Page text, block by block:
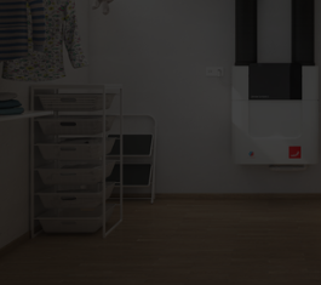
Zehnder Group İç Mekan
Limitet Şirketi: Web Sitesi Çerezleri
Zehnder Group Nederland bv:
Zehnder Group Schweiz AG:
Zehnder Polska Sp. z o.o.:
danych Zehnder
Zehnder Group UK Limited: Privacy